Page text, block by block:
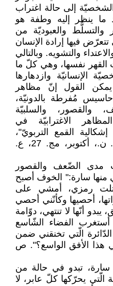
إلى حالة اغتراب
ما ينظر إليه وطفة هو
والتسلُّط والعبوديّة من
فيها إرادة الإنسان
والتشويه. وبالتالي
القهر نفسها، وهي كلّ ما
الإنسانيّة وازدهارها
القول إنّ مظاهر
مُفرطة بالدونيّة،
والقصور، والسلبيّة
1998، المظاهر الاغترابيّة في
القمع التربويّ"،
مجلّة عالم الفكر، الكويت: د. ن.، أكتوبر، مج. 27، ع.
مدى الضّعف والقصور
منها سارة:" الخوف أصبح
قتلت رمزي، أمشي على
أحصيها وكأنّني أحصي
يبدو أنّها لا تنتهي، دوّامة
الفضاء الشّاسع
الّتي تخنقني ضمن
هذا الأفق الواسع؟". ص
تبدو في حالة من
الّتي يحرّكها كلّ عابر، لا